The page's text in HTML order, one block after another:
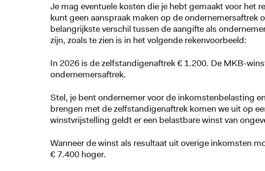
Je mag eventuele kosten die je hebt gemaakt voor het
kunt geen aanspraak maken op de
belangrijkste verschil tussen de aangifte als
zijn, zoals te zien is in het volgende rekenvoorbeeld:
In 2026 is de zelfstandigenaftrek € 1.200. De MKB-
ondernemersaftrek.
Stel, je bent ondernemer voor de inkomstenbelasting
brengen met de zelfstandigenaftrek komen we uit op
winstvrijstelling geldt er een belastbare winst van
Wanneer de winst als resultaat uit overige inkomsten
€ 7.400 hoger.